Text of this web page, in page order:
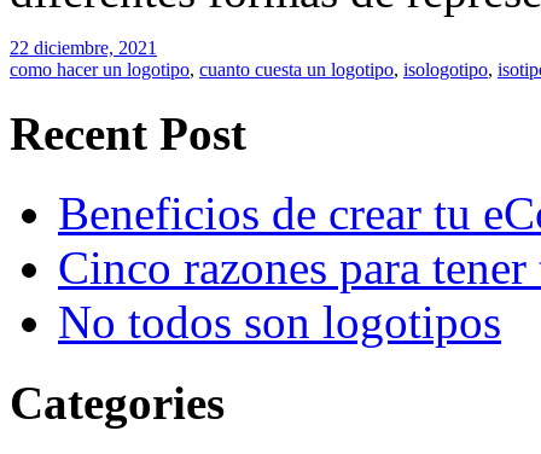
22 diciembre, 2021
como hacer un logotipo, cuanto cuesta un logotipo, isologotipo,
Recent Post
Beneficios de crear tu
Cinco razones para
No todos son logotipos
Categories